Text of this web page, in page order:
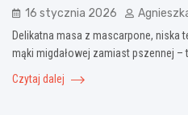
16 stycznia 2026
Delikatna masa z mascarpone, niska
mąki migdałowej zamiast pszennej –
Czytaj dalej